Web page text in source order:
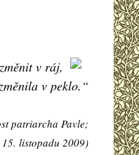
v ráj,
v peklo.“
patriarcha Pavle;
listopadu 2009)